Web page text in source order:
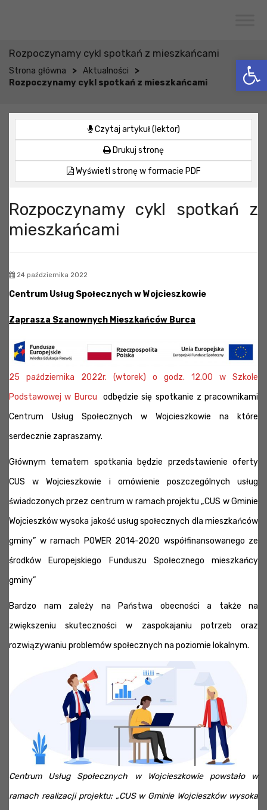
Rozpoczynamy cykl spotkań z mieszkańcami
Strona główna > Aktualności >
Rozpoczynamy cykl spotkań z mieszkańcami
Czytaj artykuł (lektor)
Drukuj stronę
Wyświetl stronę w formacie PDF
Rozpoczynamy cykl spotkań z
mieszkańcami
24 października 2022
Centrum Usług Społecznych w Wojcieszkowie
Zaprasza Szanownych Mieszkańców Burca
25 października 2022r. (wtorek) o godz. 12.00 w Szkole
Podstawowej w Burcu odbędzie się spotkanie z pracownikami
Centrum Usług Społecznych w Wojcieszkowie na które
serdecznie zapraszamy.
Głównym tematem spotkania będzie przedstawienie oferty
CUS w Wojcieszkowie i omówienie poszczególnych usług
świadczonych przez centrum w ramach projektu „CUS w Gminie
Wojcieszków wysoka jakość usług społecznych dla mieszkańców
gminy” w ramach POWER 2014-2020 współfinansowanego ze
środków Europejskiego Funduszu Społecznego mieszkańcy
gminy”
Bardzo nam zależy na Państwa obecności a także na
zwiększeniu skuteczności w zaspokajaniu potrzeb oraz
rozwiązywaniu problemów społecznych na poziomie lokalnym.
Centrum Usług Społecznych w Wojcieszkowie powstało w
ramach realizacji projektu: „CUS w Gminie Wojcieszków wysoka